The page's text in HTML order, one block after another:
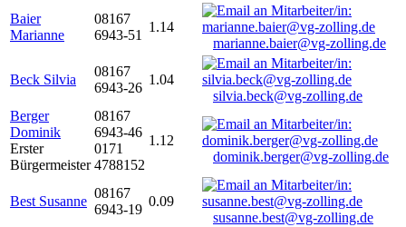
Baier
Marianne
08167
6943-51
1.14
marianne.baier@vg-zolling.de
Beck Silvia
08167
6943-26
1.04
silvia.beck@vg-zolling.de
Berger
Dominik
Erster
Bürgermeister
08167
6943-46
0171
4788152
1.12
dominik.berger@vg-zolling.de
Best Susanne
08167
6943-19
0.09
susanne.best@vg-zolling.de